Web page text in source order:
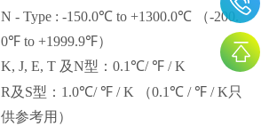
N - Type : -150.0℃to +1300.0℃
（-200.
0℉to +1999.9℉）
K, J, E, T 及N型：0.1 ℃/ ℉/ K
R 及 S型： 1.0℃/ ℉/ K （0.1 ℃/ ℉/ K 只
供参考用 ）